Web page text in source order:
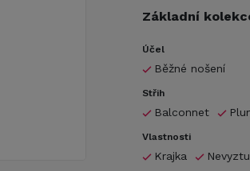
Základní
Účel
Běžné nošení
Střih
Balconnet
Vlastnosti
Krajka